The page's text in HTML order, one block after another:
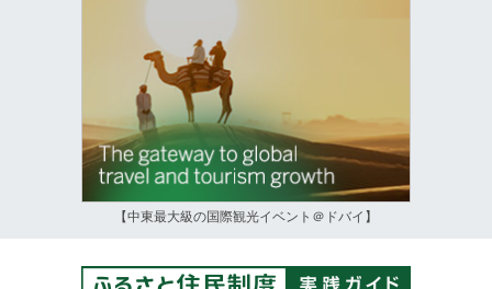
【中東最大級の国際観光イベント＠ドバイ】